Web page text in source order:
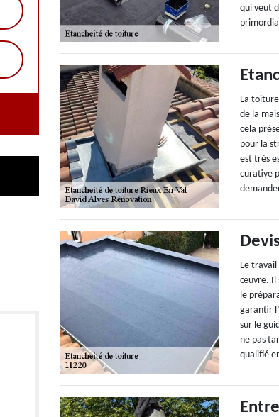
qui veut
La
de la
cela
pour la
est très
curative
Le
œuvre. Il
le
garantir
sur le
ne pas
qualifié